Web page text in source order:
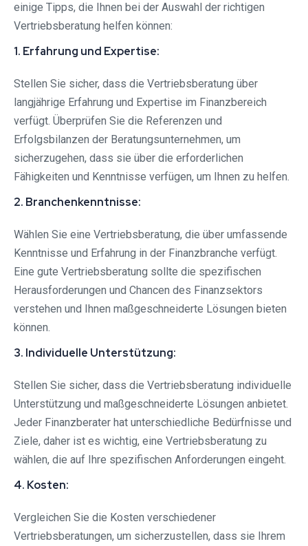
einige Tipps, die Ihnen bei der Auswahl der richtigen
Vertriebsberatung helfen können:
1. Erfahrung und Expertise:
Stellen Sie sicher, dass die Vertriebsberatung über
langjährige Erfahrung und Expertise im Finanzbereich
verfügt. Überprüfen Sie die Referenzen und
Erfolgsbilanzen der Beratungsunternehmen, um
sicherzugehen, dass sie über die erforderlichen
Fähigkeiten und Kenntnisse verfügen, um Ihnen zu helfen.
2. Branchenkenntnisse:
Wählen Sie eine Vertriebsberatung, die über umfassende
Kenntnisse und Erfahrung in der Finanzbranche verfügt.
Eine gute Vertriebsberatung sollte die spezifischen
Herausforderungen und Chancen des Finanzsektors
verstehen und Ihnen maßgeschneiderte Lösungen bieten
können.
3. Individuelle Unterstützung:
Stellen Sie sicher, dass die Vertriebsberatung individuelle
Unterstützung und maßgeschneiderte Lösungen anbietet.
Jeder Finanzberater hat unterschiedliche Bedürfnisse und
Ziele, daher ist es wichtig, eine Vertriebsberatung zu
wählen, die auf Ihre spezifischen Anforderungen eingeht.
4. Kosten:
Vergleichen Sie die Kosten verschiedener
Vertriebsberatungen, um sicherzustellen, dass sie Ihrem